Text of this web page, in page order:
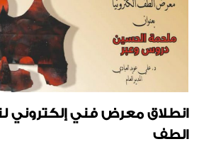
انطلاق معرض فني إلكتروني
الطف